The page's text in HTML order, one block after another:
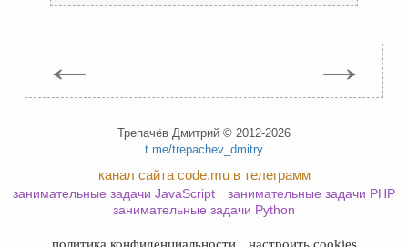
← →
Трепачёв Дмитрий © 2012-2026
t.me/trepachev_dmitry
канал сайта code.mu в телеграмм
занимательные задачи JavaScript
занимательные задачи PHP
занимательные задачи Python